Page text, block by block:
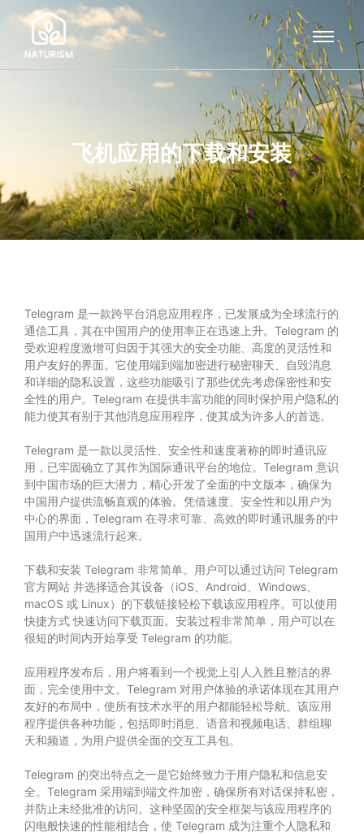
飞机应用的下载和安装
Telegram 是一款跨平台消息应用程序，已发展成为全球流行的
通信工具，其在中国用户的使用率正在迅速上升。Telegram 的
受欢迎程度激增可归因于其强大的安全功能、高度的灵活性和
用户友好的界面。它使用端到端加密进行秘密聊天、自毁消息
和详细的隐私设置，这些功能吸引了那些优先考虑保密性和安
全性的用户。Telegram 在提供丰富功能的同时保护用户隐私的
能力使其有别于其他消息应用程序，使其成为许多人的首选。
Telegram 是一款以灵活性、安全性和速度著称的即时通讯应
用，已牢固确立了其作为国际通讯平台的地位。Telegram 意识
到中国市场的巨大潜力，精心开发了全面的中文版本，确保为
中国用户提供流畅直观的体验。凭借速度、安全性和以用户为
中心的界面，Telegram 在寻求可靠、高效的即时通讯服务的中
国用户中迅速流行起来。
下载和安装 Telegram 非常简单。用户可以通过访问 Telegram
官方网站 并选择适合其设备（iOS、Android、Windows、
macOS 或 Linux）的下载链接轻松下载该应用程序。可以使用
快捷方式 快速访问下载页面。安装过程非常简单，用户可以在
很短的时间内开始享受 Telegram 的功能。
应用程序发布后，用户将看到一个视觉上引人入胜且整洁的界
面，完全使用中文。Telegram 对用户体验的承诺体现在其用户
友好的布局中，使所有技术水平的用户都能轻松导航。该应用
程序提供各种功能，包括即时消息、语音和视频电话、群组聊
天和频道，为用户提供全面的交互工具包。
Telegram 的突出特点之一是它始终致力于用户隐私和信息安
全。Telegram 采用端到端文件加密，确保所有对话保持私密，
并防止未经批准的访问。这种坚固的安全框架与该应用程序的
闪电般快速的性能相结合，使 Telegram 成为注重个人隐私和